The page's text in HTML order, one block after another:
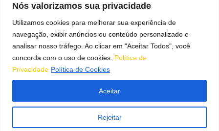
Nós valorizamos sua privacidade
Utilizamos cookies para melhorar sua experiência de
navegação, exibir anúncios ou conteúdo personalizado e
analisar nosso tráfego. Ao clicar em "Aceitar Todos", você
concorda com o uso de cookies. Política de
Privacidade Política de Cookies
Rejeitar
Aceitar
SIGA-NOS
Federais